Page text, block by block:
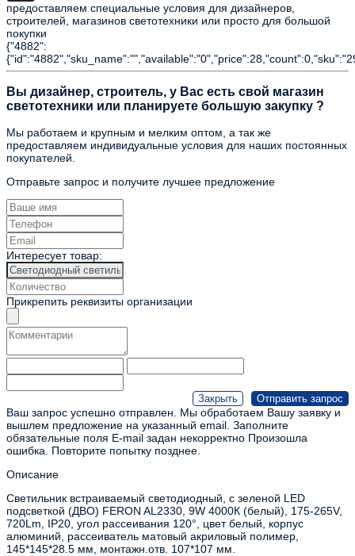
предоставляем специальные условия для дизайнеров,
строителей, магазинов светотехники или просто для большой
покупки
{"4882":
Вы дизайнер, строитель, у Вас есть свой магазин
светотехники или планируете большую закупку ?
Мы работаем и крупным и мелким оптом, а так же
предоставляем индивидуальные условия для наших постоянных
покупателей.
Отправьте запрос и получите лучшее предложение
Интересует товар:
Прикрепить реквизиты организации
Ваш запрос успешно отправлен. Мы обработаем Вашу заявку и
вышлем предложение на указанный email. Заполните
обязательные поля E-mail задан некорректно Произошла
ошибка. Повторите попытку позднее.
Описание
Светильник встраиваемый светодиодный, с зеленой LED
подсветкой (ДВО) FERON AL2330, 9W 4000К (белый), 175-265V,
720Lm, IP20, угол рассеивания 120°, цвет белый, корпус
алюминий, рассеиватель матовый акриловый полимер,
145*145*28.5 мм, монтажн.отв. 107*107 мм.